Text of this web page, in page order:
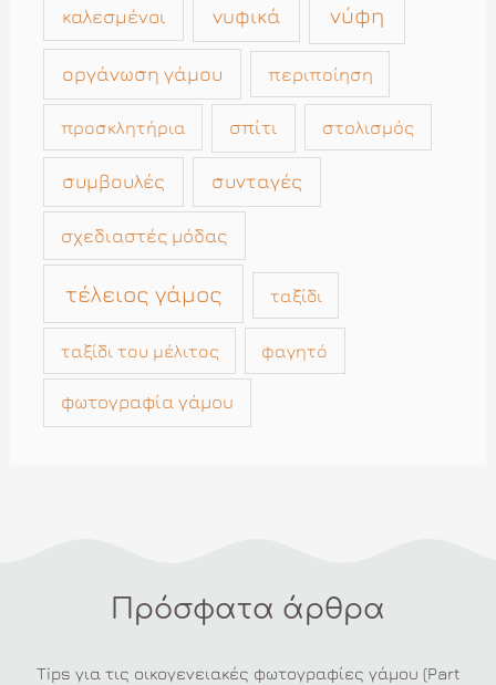
καλεσμένοι νυφικά νύφη
οργάνωση γάμου περιποίηση
προσκλητήρια σπίτι στολισμός
συμβουλές συνταγές
σχεδιαστές μόδας
τέλειος γάμος ταξίδι
ταξίδι του μέλιτος φαγητό
φωτογραφία γάμου
Πρόσφατα άρθρα
Tips για τις οικογενειακές φωτογραφίες γάμου (Part